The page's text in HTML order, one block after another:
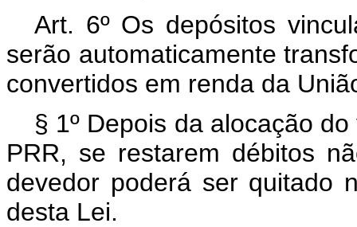
Art. 6º Os depósitos
serão automaticamente
convertidos em renda da
§ 1º Depois da alocação
PRR, se restarem débitos
devedor poderá ser quitado
desta Lei.